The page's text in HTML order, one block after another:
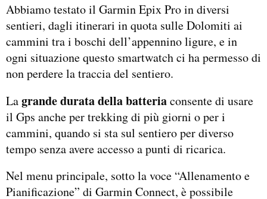
Abbiamo testato il Garmin Epix Pro in diversi
sentieri, dagli itinerari in quota sulle Dolomiti ai
cammini tra i boschi dell’appennino ligure, e in
ogni situazione questo smartwatch ci ha permesso di
non perdere la traccia del sentiero.
Lagrande durata della batteriaconsente di usare
il Gps anche per trekking di più giorni o per i
cammini, quando si sta sul sentiero per diverso
tempo senza avere accesso a punti di ricarica.
Nel menu principale, sotto la voce “Allenamento e
Pianificazione” di Garmin Connect, è possibile